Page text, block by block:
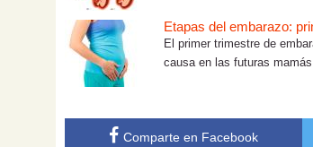
Etapas del embarazo:
El primer trimestre de
causa en las futuras
Comparte en Facebook